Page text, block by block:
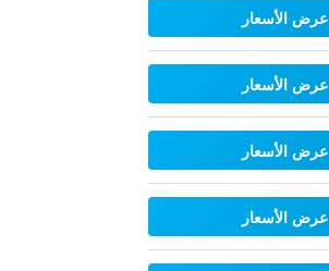
عرض الأسعار
عرض الأسعار
عرض الأسعار
عرض الأسعار